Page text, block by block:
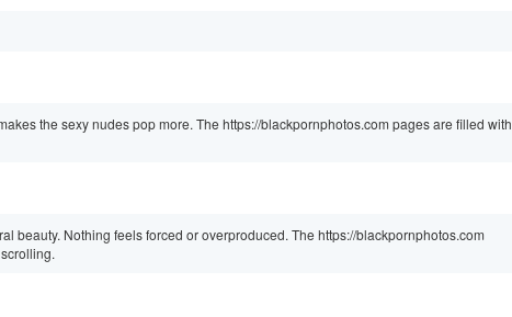
the sexy nudes pop more. The https://blackpornphotos.com pages are filled with
beauty. Nothing feels forced or overproduced. The https://blackpornphotos.com